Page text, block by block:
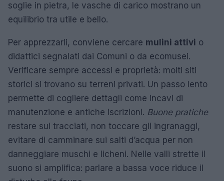
soglie in pietra, le vasche di carico mostrano un
equilibrio tra utile e bello.
Per apprezzarli, conviene cercare mulini attivi o
didattici segnalati dai Comuni o da ecomusei.
Verificare sempre accessi e proprietà: molti siti
storici si trovano su terreni privati. Un passo lento
permette di cogliere dettagli come incavi di
manutenzione e antiche iscrizioni. Buone pratiche
restare sui tracciati, non toccare gli ingranaggi,
evitare di camminare sui salti d’acqua per non
danneggiare muschi e licheni. Nelle valli strette il
suono si amplifica: parlare a bassa voce riduce il